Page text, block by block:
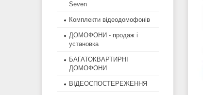
Seven
Комплекти відеодомофонів
ДОМОФОНИ - продаж і
установка
БАГАТОКВАРТИРНІ
ДОМОФОНИ
ВІДЕОСПОСТЕРЕЖЕННЯ